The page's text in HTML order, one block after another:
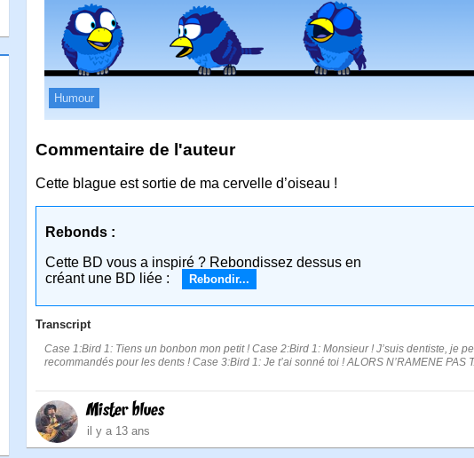
Humour
Commentaire de l'auteur
Cette blague est sortie de ma cervelle d’oiseau !
Rebonds :
Cette BD vous a inspiré ? Rebondissez dessus en
créant une BD liée :
Rebondir...
Transcript
Case 1:Bird 1: Tiens un bonbon mon petit ! Case 2:Bird 1: Monsieur ! J’suis dentiste, je
recommandés pour les dents ! Case 3:Bird 1: Je t’ai sonné toi ! ALORS N’RAMENE PAS
Mister blues
il y a 13 ans